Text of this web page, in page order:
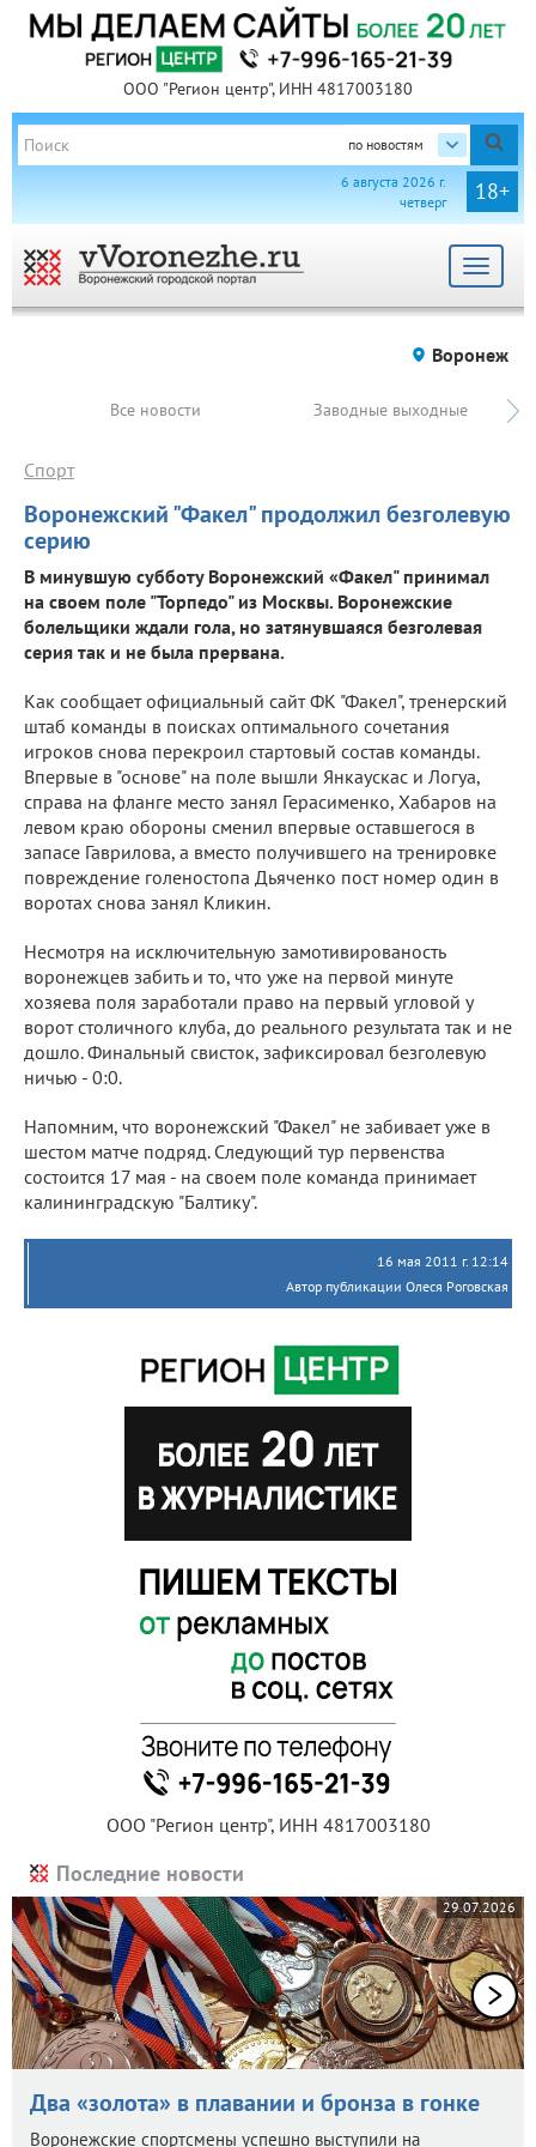
ООО "Регион центр", ИНН 4817003180
по новостям
18+
6 августа 2026 г.
четверг
Toggle
Воронеж
Все новости Заводные выходные
Воронежский "Факел" продолжил безголевую
серию
Спорт
В минувшую субботу Воронежский «Факел" принимал
на своем поле "Торпедо" из Москвы. Воронежские
болельщики ждали гола, но затянувшаяся безголевая
серия так и не была прервана.
Как сообщает официальный сайт ФК "Факел", тренерский
штаб команды в поисках оптимального сочетания
игроков снова перекроил стартовый состав команды.
Впервые в "основе" на поле вышли Янкаускас и Логуа,
справа на фланге место занял Герасименко, Хабаров на
левом краю обороны сменил впервые оставшегося в
запасе Гаврилова, а вместо получившего на тренировке
повреждение голеностопа Дьяченко пост номер один в
воротах снова занял Кликин.
Несмотря на исключительную замотивированость
воронежцев забить и то, что уже на первой минуте
хозяева поля заработали право на первый угловой у
ворот столичного клуба, до реального результата так и не
дошло. Финальный свисток, зафиксировал безголевую
ничью - 0:0.
Напомним, что воронежский "Факел" не забивает уже в
шестом матче подряд. Следующий тур первенства
состоится 17 мая - на своем поле команда принимает
калининградскую "Балтику".
16 мая 2011 г. 12:14
Автор публикации Олеся Роговская
ООО "Регион центр", ИНН 4817003180
Последние новости
29.07.2026
Два «золота» в плавании и бронза в гонке
Воронежские спортсмены успешно выступили на